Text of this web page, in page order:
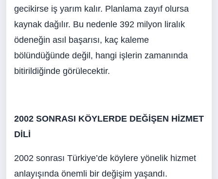
gecikirse iş yarım kalır. Planlama zayıf olursa
kaynak dağılır. Bu nedenle 392 milyon liralık
ödeneğin asıl başarısı, kaç kaleme
bölündüğünde değil, hangi işlerin zamanında
bitirildiğinde görülecektir.
2002 SONRASI KÖYLERDE DEĞİŞEN HİZMET
DİLİ
2002 sonrası Türkiye’de köylere yönelik hizmet
anlayışında önemli bir değişim yaşandı.